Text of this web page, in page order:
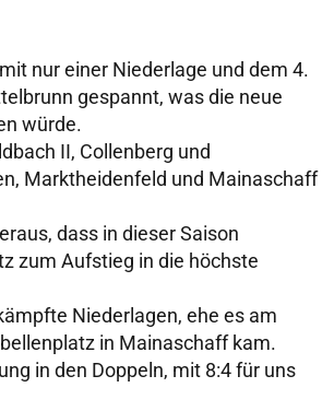
nur einer Niederlage und dem 4.
gespannt, was die neue
würde.
II, Collenberg und
Marktheidenfeld und Mainaschaff
dass in dieser Saison
zum Aufstieg in die höchste
Niederlagen, ehe es am
in Mainaschaff kam.
in den Doppeln, mit 8:4 für uns